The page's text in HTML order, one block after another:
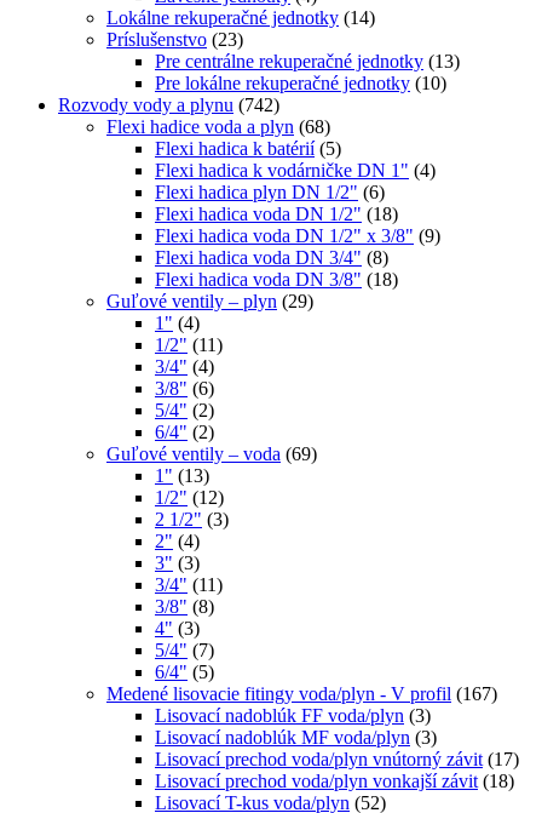
Lokálne rekuperačné jednotky (14)
Príslušenstvo (23)
Pre centrálne rekuperačné jednotky (13)
Pre lokálne rekuperačné jednotky (10)
Rozvody vody a plynu (742)
Flexi hadice voda a plyn (68)
Flexi hadica k batérií (5)
Flexi hadica k vodárničke DN 1" (4)
Flexi hadica plyn DN 1/2" (6)
Flexi hadica voda DN 1/2" (18)
Flexi hadica voda DN 1/2" x 3/8" (9)
Flexi hadica voda DN 3/4" (8)
Flexi hadica voda DN 3/8" (18)
Guľové ventily – plyn (29)
1" (4)
1/2" (11)
3/4" (4)
3/8" (6)
5/4" (2)
6/4" (2)
Guľové ventily – voda (69)
1" (13)
1/2" (12)
2 1/2" (3)
2" (4)
3" (3)
3/4" (11)
3/8" (8)
4" (3)
5/4" (7)
6/4" (5)
Medené lisovacie fitingy voda/plyn - V profil (167)
Lisovací nadoblúk FF voda/plyn (3)
Lisovací nadoblúk MF voda/plyn (3)
Lisovací prechod voda/plyn vnútorný závit (17)
Lisovací prechod voda/plyn vonkajší závit (18)
Lisovací T-kus voda/plyn (52)